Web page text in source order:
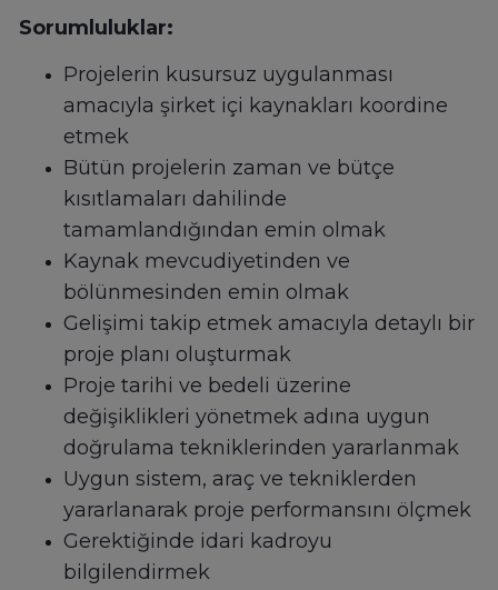
Sorumluluklar:
Projelerin kusursuz uygulanması
amacıyla şirket içi kaynakları koordine
etmek
Bütün projelerin zaman ve bütçe
kısıtlamaları dahilinde
tamamlandığından emin olmak
Kaynak mevcudiyetinden ve
bölünmesinden emin olmak
Gelişimi takip etmek amacıyla detaylı bir
proje planı oluşturmak
Proje tarihi ve bedeli üzerine
değişiklikleri yönetmek adına uygun
doğrulama tekniklerinden yararlanmak
Uygun sistem, araç ve tekniklerden
yararlanarak proje performansını ölçmek
Gerektiğinde idari kadroyu
bilgilendirmek